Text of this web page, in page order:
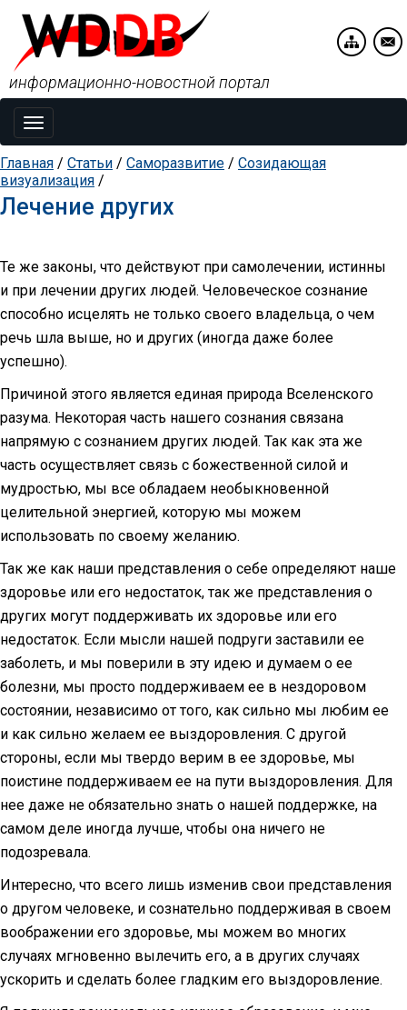
Toggle
navigation
информационно-новостной портал
Главная / Статьи / Саморазвитие / Созидающая
визуализация /
Лечение других
Те же законы, что действуют при самолечении, истинны
и при лечении других людей. Человеческое сознание
способно исцелять не только своего владельца, о чем
речь шла выше, но и других (иногда даже более
успешно).
Причиной этого является единая природа Вселенского
разума. Некоторая часть нашего сознания связана
напрямую с сознанием других людей. Так как эта же
часть осуществляет связь с божественной силой и
мудростью, мы все обладаем необыкновенной
целительной энергией, которую мы можем
использовать по своему желанию.
Так же как наши представления о себе определяют наше
здоровье или его недостаток, так же представления о
других могут поддерживать их здоровье или его
недостаток. Если мысли нашей подруги заставили ее
заболеть, и мы поверили в эту идею и думаем о ее
болезни, мы просто поддерживаем ее в нездоровом
состоянии, независимо от того, как сильно мы любим ее
и как сильно желаем ее выздоровления. С другой
стороны, если мы твердо верим в ее здоровье, мы
поистине поддерживаем ее на пути выздоровления. Для
нее даже не обязательно знать о нашей поддержке, на
самом деле иногда лучше, чтобы она ничего не
подозревала.
Интересно, что всего лишь изменив свои представления
о другом человеке, и сознательно поддерживая в своем
воображении его здоровье, мы можем во многих
случаях мгновенно вылечить его, а в других случаях
ускорить и сделать более гладким его выздоровление.